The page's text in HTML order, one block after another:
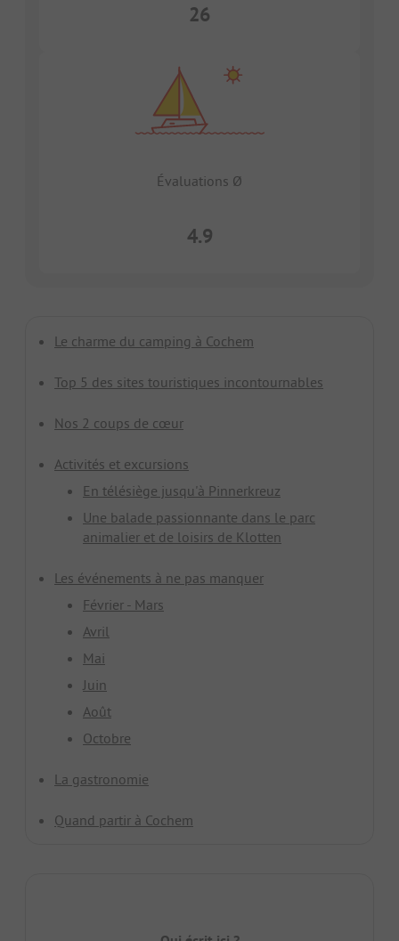
26
Évaluations Ø
4.9
Le charme du camping à Cochem
Top 5 des sites touristiques incontournables
Nos 2 coups de cœur
Activités et excursions
En télésiège jusqu'à Pinnerkreuz
Une balade passionnante dans le parc
animalier et de loisirs de Klotten
Les événements à ne pas manquer
Février - Mars
Avril
Mai
Juin
Août
Octobre
La gastronomie
Quand partir à Cochem